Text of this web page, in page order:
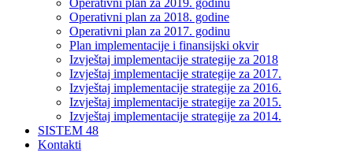
Operativni plan za 2019. godinu
Operativni plan za 2018. godine
Operativni plan za 2017. godinu
Plan implementacije i finansijski okvir
Izvještaj implementacije strategije za 2018
Izvještaj implementacije strategije za 2017.
Izvještaj implementacije strategije za 2016.
Izvještaj implementacije strategije za 2015.
Izvještaj implementacije strategije za 2014.
SISTEM 48
Kontakti